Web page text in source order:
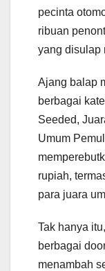
pecinta
ribuan
yang disulap
Ajang balap
berbagai
Seeded,
Umum
rupiah,
para juara
Tak hanya
berbagai
menambah